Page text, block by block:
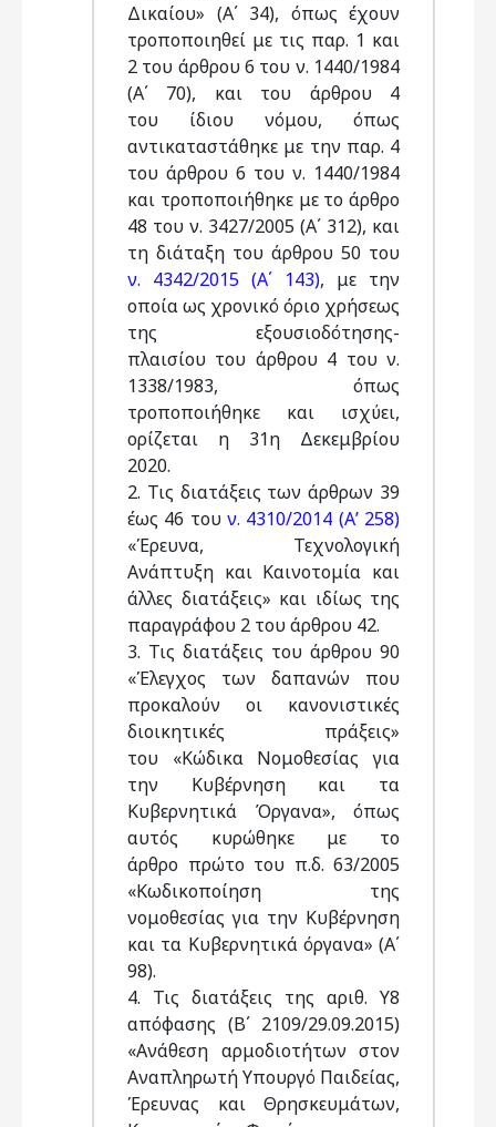
Δικαίου» (Α΄ 34), όπως έχουν
τροποποιηθεί με τις παρ. 1 και
2 του άρθρου 6 του ν. 1440/1984
(Α΄ 70), και του άρθρου 4
του ίδιου νόμου, όπως
αντικαταστάθηκε με την παρ. 4
του άρθρου 6 του ν. 1440/1984
και τροποποιήθηκε με το άρθρο
48 του ν. 3427/2005 (Α΄ 312), και
τη διάταξη του άρθρου 50 του
ν. 4342/2015 (Α΄ 143), με την
οποία ως χρονικό όριο χρήσεως
της εξουσιοδότησης-
πλαισίου του άρθρου 4 του ν.
1338/1983, όπως
τροποποιήθηκε και ισχύει,
ορίζεται η 31η Δεκεμβρίου
2020.
2. Τις διατάξεις των άρθρων 39
έως 46 του ν. 4310/2014 (Α’ 258)
«Έρευνα, Τεχνολογική
Ανάπτυξη και Καινοτομία και
άλλες διατάξεις» και ιδίως της
παραγράφου 2 του άρθρου 42.
3. Τις διατάξεις του άρθρου 90
«Έλεγχος των δαπανών που
προκαλούν οι κανονιστικές
διοικητικές πράξεις»
του «Κώδικα Νομοθεσίας για
την Κυβέρνηση και τα
Κυβερνητικά Όργανα», όπως
αυτός κυρώθηκε με το
άρθρο πρώτο του π.δ. 63/2005
«Κωδικοποίηση της
νομοθεσίας για την Κυβέρνηση
και τα Κυβερνητικά όργανα» (Α΄
98).
4. Τις διατάξεις της αριθ. Υ8
απόφασης (Β΄ 2109/29.09.2015)
«Ανάθεση αρμοδιοτήτων στον
Αναπληρωτή Υπουργό Παιδείας,
Έρευνας και Θρησκευμάτων,